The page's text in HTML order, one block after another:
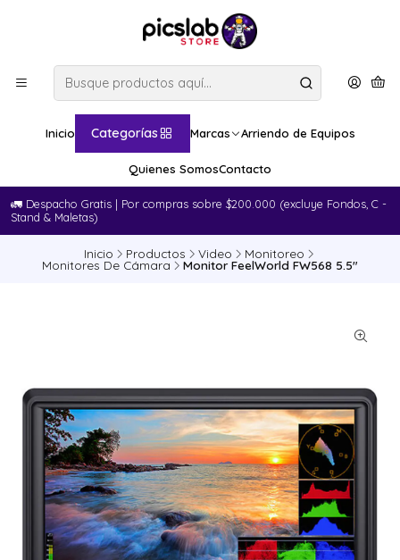
Inicio Categorías Marcas Arriendo de Equipos
Quienes SomosContacto
🚛​ Despacho Gratis | Por compras sobre $200.000 (excluye Fondos, C -
Stand & Maletas)
Inicio Productos Video Monitoreo
Monitores De Cámara Monitor FeelWorld FW568 5.5"